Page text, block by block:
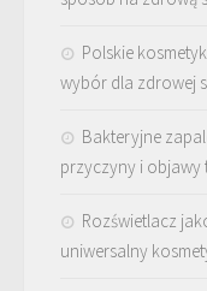
Polskie
wybór dla zdrowej
Bakteryjne
przyczyny i
Rozświetlacz
uniwersalny